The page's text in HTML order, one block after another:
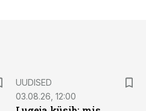
UUDISED
03.08.26, 12:00